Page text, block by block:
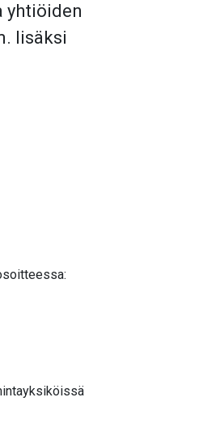
yhtiöiden
lisäksi